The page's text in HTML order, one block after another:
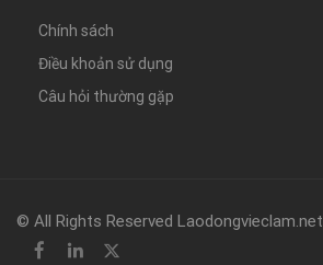
Chính sách
Điều khoản sử dụng
Câu hỏi thường gặp
© All Rights Reserved Laodongvieclam.net